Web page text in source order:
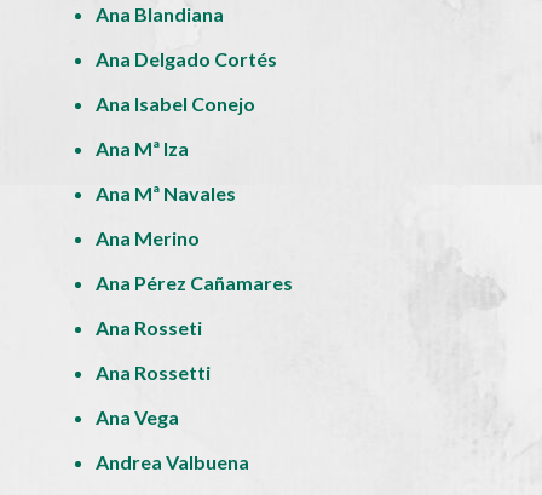
Ana Blandiana
Ana Delgado Cortés
Ana Isabel Conejo
Ana Mª Iza
Ana Mª Navales
Ana Merino
Ana Pérez Cañamares
Ana Rosseti
Ana Rossetti
Ana Vega
Andrea Valbuena